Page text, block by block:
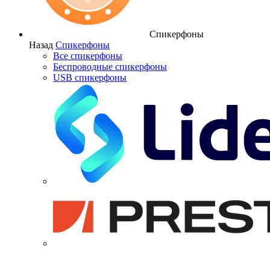
Спикерфоны
Назад Спикерфоны
Все спикерфоны
Беспроводные спикерфоны
USB спикерфоны